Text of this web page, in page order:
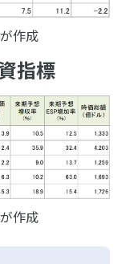
作成
指標
作成